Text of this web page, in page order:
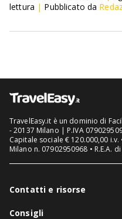
lettura | Pubblicato da
TravelEasy.it è un dominio di
- 20137 Milano | P.IVA
Capitale sociale € 120.000,00
Milano n. 07902950968 • R.E.A.
Contatti e risorse
Chi siamo
Consigli